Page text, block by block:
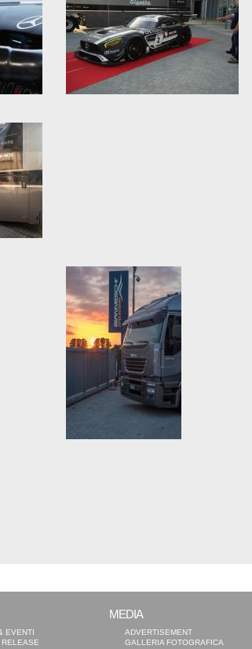
EVENTI
RELEASE
MEDIA
ADVERTISEMENT
GALLERIA FOTOGRAFICA